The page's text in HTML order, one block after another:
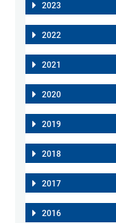
2023
2022
2021
2020
2019
2018
2017
2016